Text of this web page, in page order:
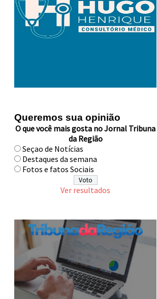
Queremos sua opinião
O que você mais gosta no Jornal Tribuna
da Região
Seçao de Notícias
Destaques da semana
Fotos e fatos Sociais
Ver resultados